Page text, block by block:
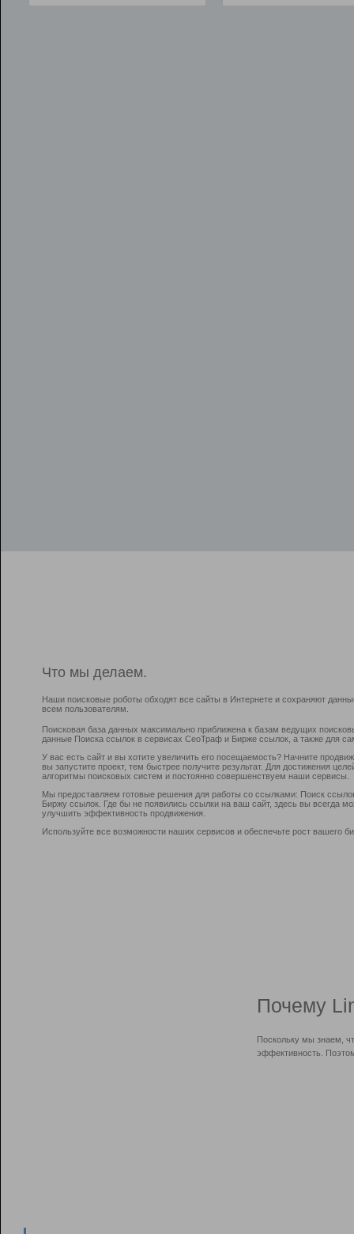
Что мы делаем.
Наши поисковые роботы обходят все сайты в Интернете и сохраняют
всем пользователям.
Поисковая база данных максимально приближена к базам ведущих
данные Поиска ссылок в сервисах СеоТраф и Бирже ссылок, а также для
У вас есть сайт и вы хотите увеличить его посещаемость? Начните
вы запустите проект, тем быстрее получите результат. Для достижения
алгоритмы поисковых систем и постоянно совершенствуем наши сервисы.
Мы предоставляем готовые решения для работы со ссылками: Поиск
Биржу ссылок. Где бы не появились ссылки на ваш сайт, здесь вы всегда
улучшить эффективность продвижения.
Используйте все возможности наших сервисов и обеспечьте рост вашего
Почему
Поскольку мы знаем,
эффективность.